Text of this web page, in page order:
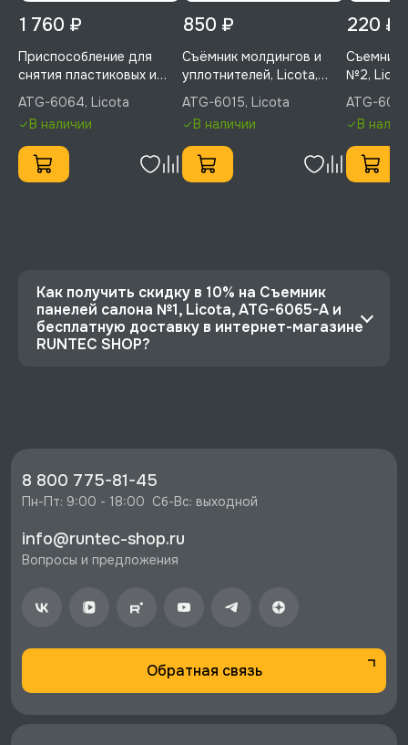
1 760 ₽
Приспособление для
снятия пластиковых и
деревянных панелей в
салоне, Licota, ATG-6064
ATG-6064, Licota
В наличии
850 ₽
Съёмник молдингов и
уплотнителей, Licota,
ATG-6015
ATG-6015, Licota
В наличии
220 ₽
Съемник
№2,
ATG-
В
Как получить скидку в 10% на Съемник
панелей салона №1, Licota, ATG-6065-A и
бесплатную доставку в интернет-магазине
RUNTEC SHOP?
⚡️ Бесплатная доставка в Москве, Санкт-
Петербурге и по РФ, если она меньше 10%
♥️ Наличие товаров, Программа лояльности,
8 800 775-81-45
Пн-Пт: 9:00 - 18:00  Сб-Вс: выходной
info@runtec-shop.ru
Вопросы и предложения
Обратная связь